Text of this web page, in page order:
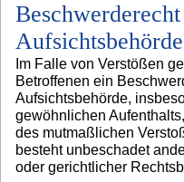
Aufsichtsbehörde
Im Falle von Verstößen
Betroffenen ein
Aufsichtsbehörde,
gewöhnlichen
des mutmaßlichen
besteht unbeschadet
oder gerichtlicher